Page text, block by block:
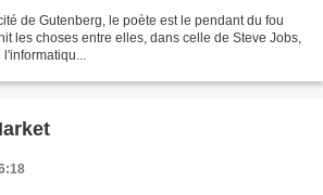
de Gutenberg, le poète est le pendant du fou
les choses entre elles, dans celle de Steve Jobs,